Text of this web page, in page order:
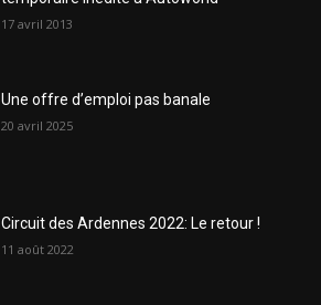
17 avril 2013
Une offre d’emploi pas banale
20 avril 2025
Circuit des Ardennes 2022: Le retour !
11 août 2022